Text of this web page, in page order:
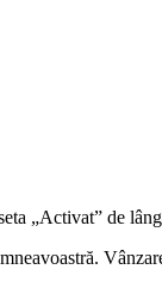
„Activat” de